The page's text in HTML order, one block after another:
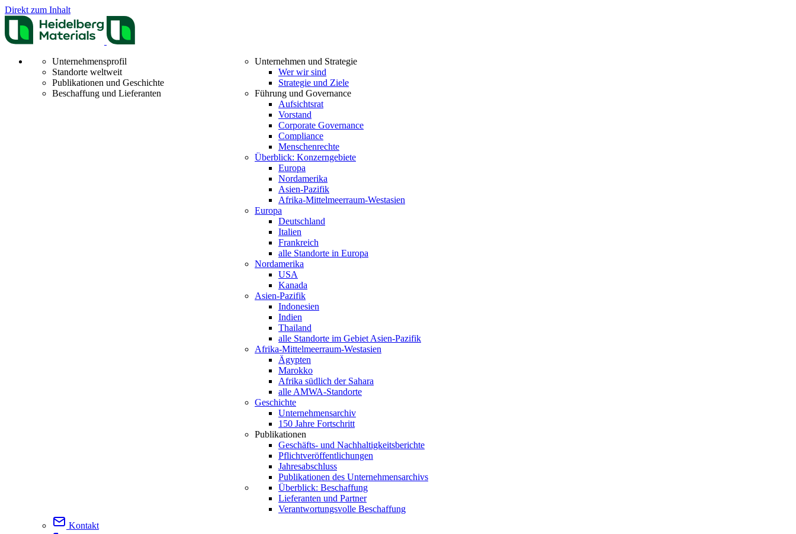
Direkt zum Inhalt
Unternehmensprofil
Standorte weltweit
Publikationen und Geschichte
Beschaffung und Lieferanten
Unternehmen und Strategie
Wer wir sind
Strategie und Ziele
Führung und Governance
Aufsichtsrat
Vorstand
Corporate Governance
Compliance
Menschenrechte
Überblick: Konzerngebiete
Europa
Nordamerika
Asien-Pazifik
Afrika-Mittelmeerraum-Westasien
Europa
Deutschland
Italien
Frankreich
alle Standorte in Europa
Nordamerika
USA
Kanada
Asien-Pazifik
Indonesien
Indien
Thailand
alle Standorte im Gebiet Asien-Pazifik
Afrika-Mittelmeerraum-Westasien
Ägypten
Marokko
Afrika südlich der Sahara
alle AMWA-Standorte
Geschichte
Unternehmensarchiv
150 Jahre Fortschritt
Publikationen
Geschäfts- und Nachhaltigkeitsberichte
Pflichtveröffentlichungen
Jahresabschluss
Publikationen des Unternehmensarchivs
Überblick: Beschaffung
Lieferanten und Partner
Verantwortungsvolle Beschaffung
Kontakt